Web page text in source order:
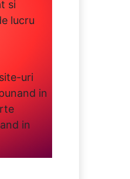
si
lucru
uri
in
in